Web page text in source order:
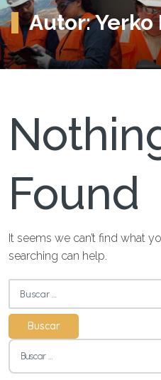
Autor:Yerko
Found
It seems we can’t find what
searching can help.
Buscar:
Buscar: